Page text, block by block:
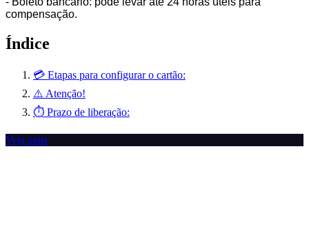
compensação.
Índice
💳 Etapas para configurar o cartão:
⚠️ Atenção!
⏱️ Prazo de liberação:
Veja mais